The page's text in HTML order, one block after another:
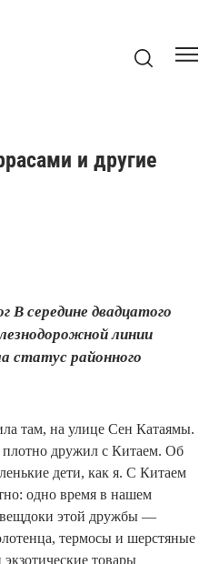
и другие
середине двадцатого
линии
статус районного
там, на улице Сен Катаямы.
дружил с Китаем. Об
дети, как я. С Китаем
одно время в нашем
этой дружбы —
термосы и шерстяные
товары